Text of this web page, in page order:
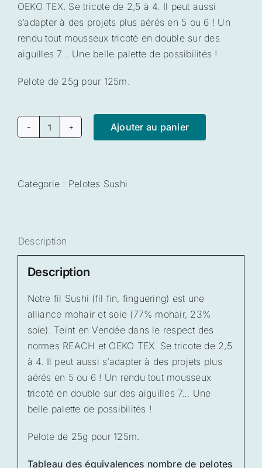
OEKO TEX. Se tricote de 2,5 à 4. Il peut aussi
s’adapter à des projets plus aérés en 5 ou 6 ! Un
rendu tout mousseux tricoté en double sur des
aiguilles 7… Une belle palette de possibilités !
Pelote de 25g pour 125m.
quantité
Sushi
Ajouter au panier
Catégorie : Pelotes Sushi
Description
Description
Notre fil Sushi (fil fin, finguering) est une
alliance mohair et soie (77% mohair, 23%
soie). Teint en Vendée dans le respect des
normes REACH et OEKO TEX. Se tricote de 2,5
à 4. Il peut aussi s’adapter à des projets plus
aérés en 5 ou 6 ! Un rendu tout mousseux
tricoté en double sur des aiguilles 7… Une
belle palette de possibilités !
Pelote de 25g pour 125m.
Tableau des équivalences nombre de pelotes